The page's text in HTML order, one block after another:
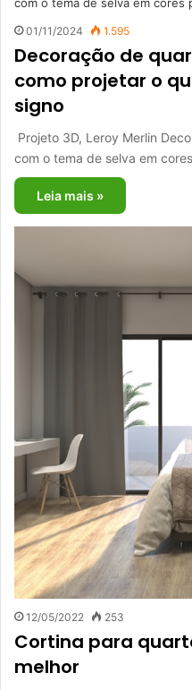
01/11/2024 1.595
Decoração de
como projetar o
signo
Projeto 3D, Leroy Merlin
com o tema de selva em
Leia mais »
12/05/2022 253
Cortina para
melhor